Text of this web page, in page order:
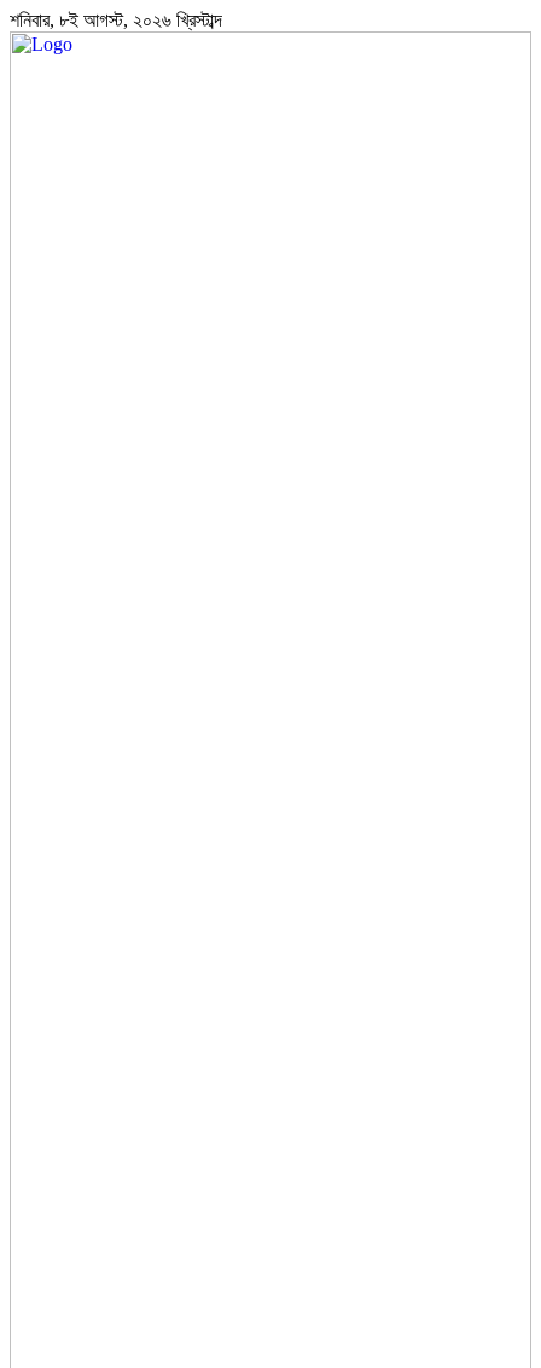
শনিবার, ৮ই আগস্ট, ২০২৬ খ্রিস্টাব্দ